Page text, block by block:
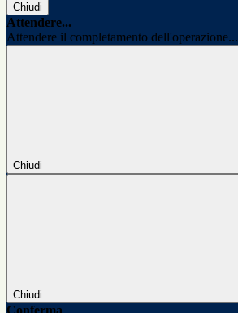
Chiudi
Attendere...
Attendere il completamento dell'operazione...
Chiudi
Chiudi